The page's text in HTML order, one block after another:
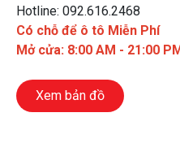
Hotline: 092.616.2468
Có chỗ để ô tô Miễn Phí
Mở cửa: 8:00 AM - 21:00
Xem bản đồ